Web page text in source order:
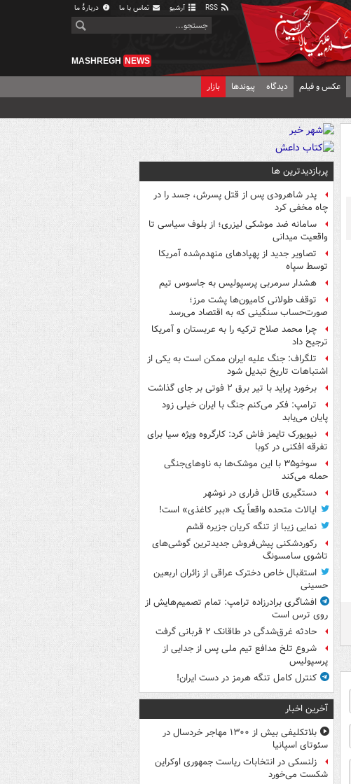
آرشیو تماس با ما دربارهٔ ما
MASHREGH NEWS
عکس و فیلم دیدگاه پیوندها بازار
پربازدیدترین ها
پدر شاهرودی پس از قتل پسرش، جسد را در
چاه مخفی کرد
سامانه ضد موشکی لیزری؛ از بلوف سیاسی تا
واقعیت میدانی
تصاویر جدید از پهپادهای منهدم‌شده آمریکا
توسط سپاه
هشدار سرمربی پرسپولیس به جاسوس تیم
توقف طولانی کامیون‌ها پشت مرز؛
صورت‌حساب سنگینی که به اقتصاد می‌رسد
چرا محمد صلاح ترکیه را به عربستان و آمریکا
ترجیح داد
تلگراف: جنگ علیه ایران ممکن است به یکی از
اشتباهات تاریخ تبدیل شود
برخورد پراید با تیر برق ۲ فوتی بر جای گذاشت
ترامپ: فکر می‌کنم جنگ با ایران خیلی زود
پایان می‌یابد
نیویورک تایمز فاش کرد: کارگروه ویژه سیا برای
تفرقه افکنی در کوبا
سوخو۳۵ با این موشک‌ها به ناوهای‌جنگی
حمله می‌کند
دستگیری قاتل فراری در نوشهر
ایالات متحده واقعاً یک «ببر کاغذی» است!
نمایی زیبا از تنگه کریان جزیره قشم
رکوردشکنی پیش‌فروش جدیدترین گوشی‌های
تاشوی سامسونگ
استقبال خاص دخترک عراقی از زائران اربعین
حسینی
افشاگری برادرزاده ترامپ: تمام تصمیم‌هایش از
روی ترس است
حادثه غرق‌شدگی در طاقانک ۲ قربانی گرفت
شروع تلخ مدافع تیم ملی پس از جدایی از
پرسپولیس
کنترل کامل تنگه هرمز در دست ایران!
آخرین اخبار
بلاتکلیفی بیش از ۱۳۰۰ مهاجر خردسال در
سئوتای اسپانیا
زلنسکی در انتخابات ریاست جمهوری اوکراین
شکست می‌خورد